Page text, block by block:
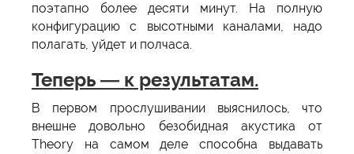
поэтапно более десяти минут. На полную
конфигурацию с высотными каналами, надо
полагать, уйдет и полчаса.
Теперь — к результатам.
В первом прослушивании выяснилось, что
внешне довольно безобидная акустика от
Theory на самом деле способна выдавать